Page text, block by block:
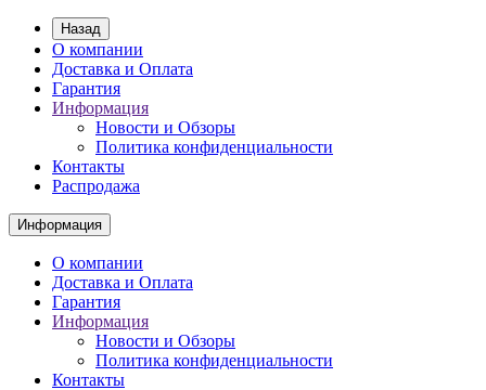
Назад
О компании
Доставка и Оплата
Гарантия
Информация
Новости и Обзоры
Политика конфиденциальности
Контакты
Распродажа
Информация
О компании
Доставка и Оплата
Гарантия
Информация
Новости и Обзоры
Политика конфиденциальности
Контакты